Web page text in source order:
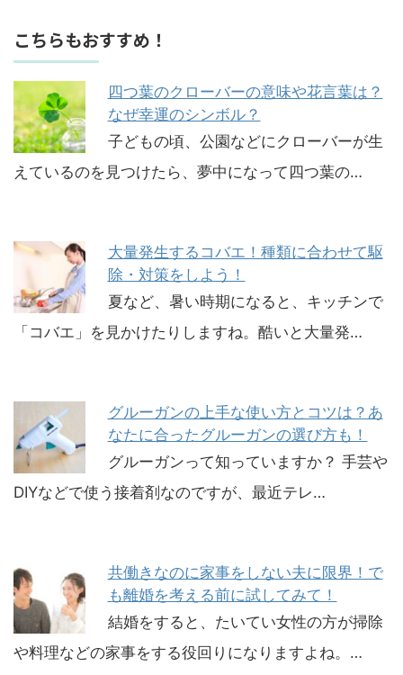
こちらもおすすめ！
四つ葉のクローバーの意味や花言葉は？
なぜ幸運のシンボル？
子どもの頃、公園などにクローバーが生
えているのを見つけたら、夢中になって四つ葉の…
大量発生するコバエ！種類に合わせて駆
除・対策をしよう！
夏など、暑い時期になると、キッチンで
「コバエ」を見かけたりしますね。酷いと大量発…
グルーガンの上手な使い方とコツは？あ
なたに合ったグルーガンの選び方も！
グルーガンって知っていますか？ 手芸や
DIYなどで使う接着剤なのですが、最近テレ…
共働きなのに家事をしない夫に限界！で
も離婚を考える前に試してみて！
結婚をすると、たいてい女性の方が掃除
や料理などの家事をする役回りになりますよね。…